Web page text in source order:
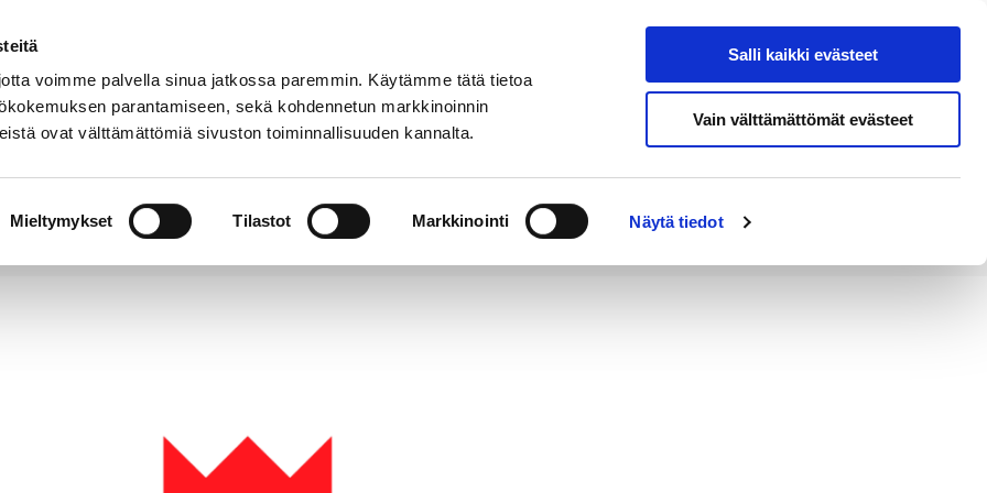
voimme palvella sinua jatkossa paremmin. Käytämme tätä tietoa
parantamiseen, sekä kohdennetun markkinoinnin
ovat välttämättömiä sivuston toiminnallisuuden kannalta.
Mieltymykset Tilastot Markkinointi Näytä tiedot
Salli kaikki evästeet
Vain välttämättömät evästeet
Hae sivustolta